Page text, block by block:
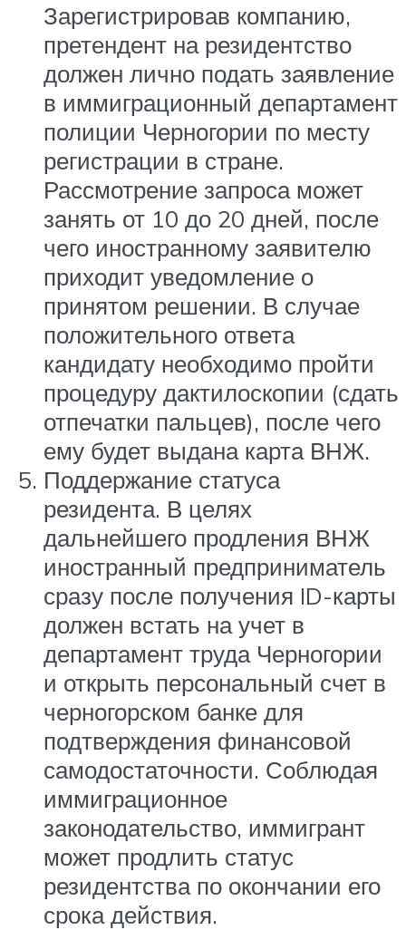
Зарегистрировав компанию,
претендент на резидентство
должен лично подать заявление
в иммиграционный департамент
полиции Черногории по месту
регистрации в стране.
Рассмотрение запроса может
занять от 10 до 20 дней, после
чего иностранному заявителю
приходит уведомление о
принятом решении. В случае
положительного ответа
кандидату необходимо пройти
процедуру дактилоскопии (сдать
отпечатки пальцев), после чего
ему будет выдана карта ВНЖ.
Поддержание статуса
резидента. В целях
дальнейшего продления ВНЖ
иностранный предприниматель
сразу после получения ID-карты
должен встать на учет в
департамент труда Черногории
и открыть персональный счет в
черногорском банке для
подтверждения финансовой
самодостаточности. Соблюдая
иммиграционное
законодательство, иммигрант
может продлить статус
резидентства по окончании его
срока действия.